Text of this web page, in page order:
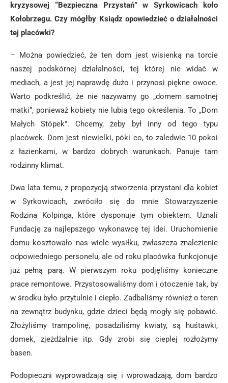
kryzysowej “Bezpieczna Przystań” w Syrkowicach koło
Kołobrzegu. Czy mógłby Ksiądz opowiedzieć o działalności
tej placówki?
– Można powiedzieć, że ten dom jest wisienką na torcie
naszej podskórnej działalności, tej której nie widać w
mediach, a jest jej naprawdę dużo i przynosi piękne owoce.
Warto podkreślić, że nie nazywamy go „domem samotnej
matki”, ponieważ kobiety nie lubią tego określenia. To „Dom
Małych Stópek”. Chcemy, żeby był inny od tego typu
placówek. Dom jest niewielki, póki co, to zaledwie 10 pokoi
z łazienkami, w bardzo dobrych warunkach. Panuje tam
rodzinny klimat.
Dwa lata temu, z propozycją stworzenia przystani dla kobiet
w Syrkowicach, zwróciło się do mnie Stowarzyszenie
Rodzina Kolpinga, które dysponuje tym obiektem. Uznali
Fundację za najlepszego wykonawcę tej idei. Uruchomienie
domu kosztowało nas wiele wysiłku, zwłaszcza znalezienie
odpowiedniego personelu, ale od roku placówka funkcjonuje
już pełną parą. W pierwszym roku podjęliśmy konieczne
prace remontowe. Przystosowaliśmy dom i otoczenie tak, by
w środku było przytulnie i ciepło. Zadbaliśmy również o teren
na zewnątrz budynku, gdzie dzieci będą mogły się pobawić.
Złożyliśmy trampolinę, posadziliśmy kwiaty, są huśtawki,
domek, zjeżdżalnie itp. Gdy zrobi się cieplej rozłożymy
basen.
Podopieczni wyprowadzają się i wprowadzają, dom bardzo